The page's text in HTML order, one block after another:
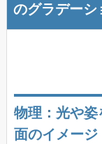
のグラデーシ
物理：光や
面のイメージ